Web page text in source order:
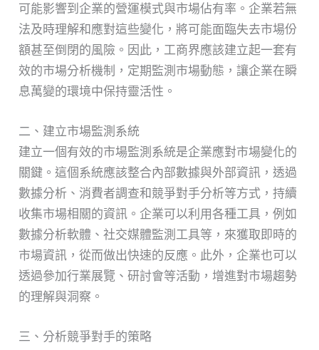
可能影響到企業的營運模式與市場佔有率。企業若無
法及時理解和應對這些變化，將可能面臨失去市場份
額甚至倒閉的風險。因此，工商界應該建立起一套有
效的市場分析機制，定期監測市場動態，讓企業在瞬
息萬變的環境中保持靈活性。
二、建立市場監測系統
建立一個有效的市場監測系統是企業應對市場變化的
關鍵。這個系統應該整合內部數據與外部資訊，透過
數據分析、消費者調查和競爭對手分析等方式，持續
收集市場相關的資訊。企業可以利用各種工具，例如
數據分析軟體、社交媒體監測工具等，來獲取即時的
市場資訊，從而做出快速的反應。此外，企業也可以
透過參加行業展覽、研討會等活動，增進對市場趨勢
的理解與洞察。
三、分析競爭對手的策略